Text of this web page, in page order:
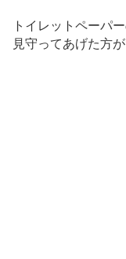
トイレットペーパ
見守ってあげた方